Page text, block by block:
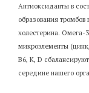
Антиоксиданты в
образования тромбов
холестерина.
микроэлементы
В6, К, D
середине нашего